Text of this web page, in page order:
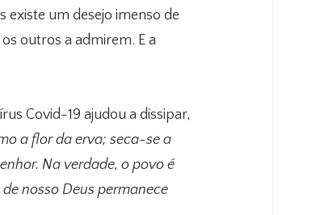
existe um desejo imenso de
outros a admirem. E a
Covid-19 ajudou a dissipar,
a flor da erva; seca-se a
Na verdade, o povo é
nosso Deus permanece